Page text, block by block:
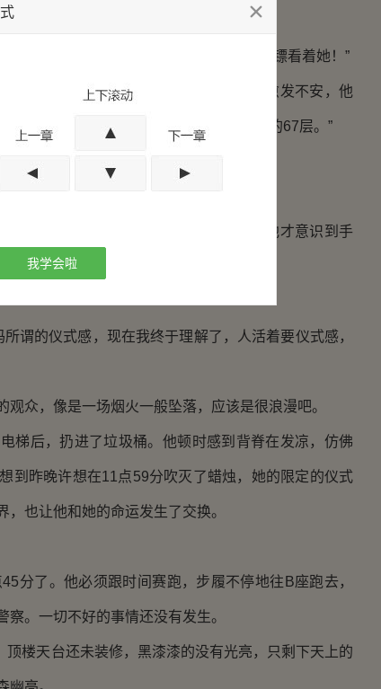
找了三个看似壮实却毫无反击之力的保镖看着她！”
的自己需要清醒的大脑，只是心头却愈发不安，他
一定带走了许想，你记得带着警察去B座的67层。”
匆去按电梯的按钮，等到电梯打开，他才意识到手
头是一张明细片，写着一行潦草的字：
的仪式感，现在我终于理解了，人活着要仪式感，
众，像是一场烟火一般坠落，应该是很浪漫吧。
后，扔进了垃圾桶。他顿时感到背脊在发凉，仿佛
到昨晚许想在11点59分吹灭了蜡烛，她的限定的仪式
也让他和她的命运发生了交换。
了。他必须跟时间赛跑，步履不停地往B座跑去，
。一切不好的事情还没有发生。
楼天台还未装修，黑漆漆的没有光亮，只剩下天上的
我学会啦